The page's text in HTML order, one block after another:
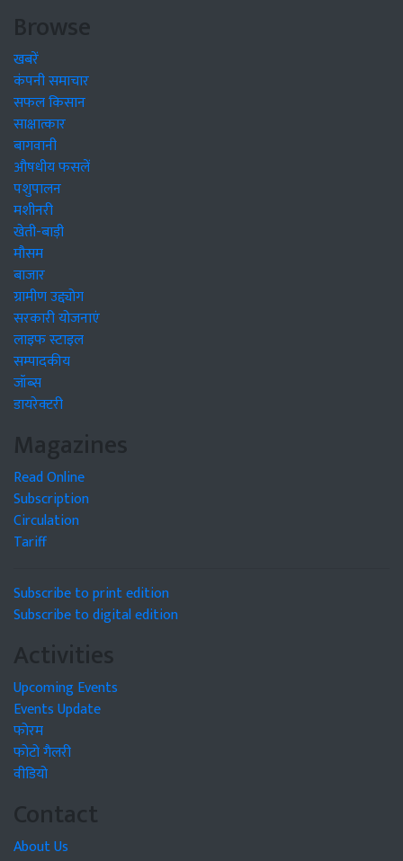
Browse
खबरें
कंपनी समाचार
सफल किसान
साक्षात्कार
बागवानी
औषधीय फसलें
पशुपालन
मशीनरी
खेती-बाड़ी
मौसम
बाजार
ग्रामीण उद्द्योग
सरकारी योजनाएं
लाइफ स्टाइल
सम्पादकीय
जॉब्स
डायरेक्टरी
Magazines
Read Online
Subscription
Circulation
Tariff
Subscribe to print edition
Subscribe to digital edition
Activities
Upcoming Events
Events Update
फोरम
फोटो गैलरी
वीडियो
Contact
About Us